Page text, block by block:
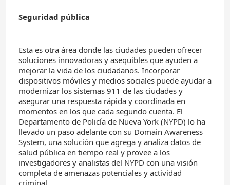
Seguridad pública
Esta es otra área donde las ciudades pueden ofrecer
soluciones innovadoras y asequibles que ayuden a
mejorar la vida de los ciudadanos. Incorporar
dispositivos móviles y medios sociales puede ayudar a
modernizar los sistemas 911 de las ciudades y
asegurar una respuesta rápida y coordinada en
momentos en los que cada segundo cuenta. El
Departamento de Policía de Nueva York (NYPD) lo ha
llevado un paso adelante con su Domain Awareness
System, una solución que agrega y analiza datos de
salud pública en tiempo real y provee a los
investigadores y analistas del NYPD con una visión
completa de amenazas potenciales y actividad
criminal.